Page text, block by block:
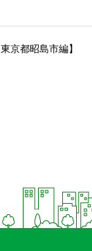
京都昭島市編】